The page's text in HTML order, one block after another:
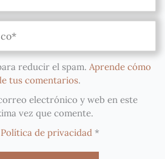
reducir el spam. Aprende cómo
tus comentarios.
electrónico y web en este
vez que comente.
Política de privacidad *